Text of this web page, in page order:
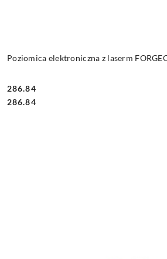
Poziomica elektroniczna z laserm
Cena:
286.84
Cena:
286.84